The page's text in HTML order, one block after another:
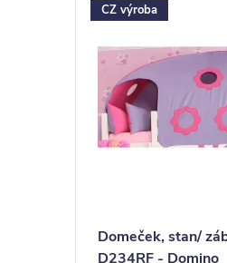
CZ výroba
Domeček, stan/
D234RF - Domino